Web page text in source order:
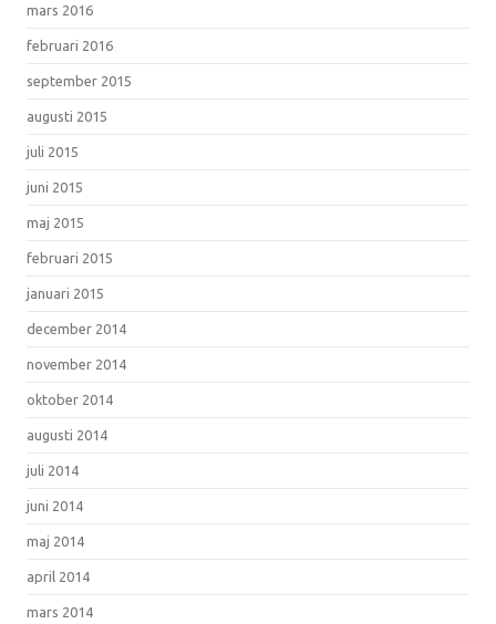
mars 2016
februari 2016
september 2015
augusti 2015
juli 2015
juni 2015
maj 2015
februari 2015
januari 2015
december 2014
november 2014
oktober 2014
augusti 2014
juli 2014
juni 2014
maj 2014
april 2014
mars 2014